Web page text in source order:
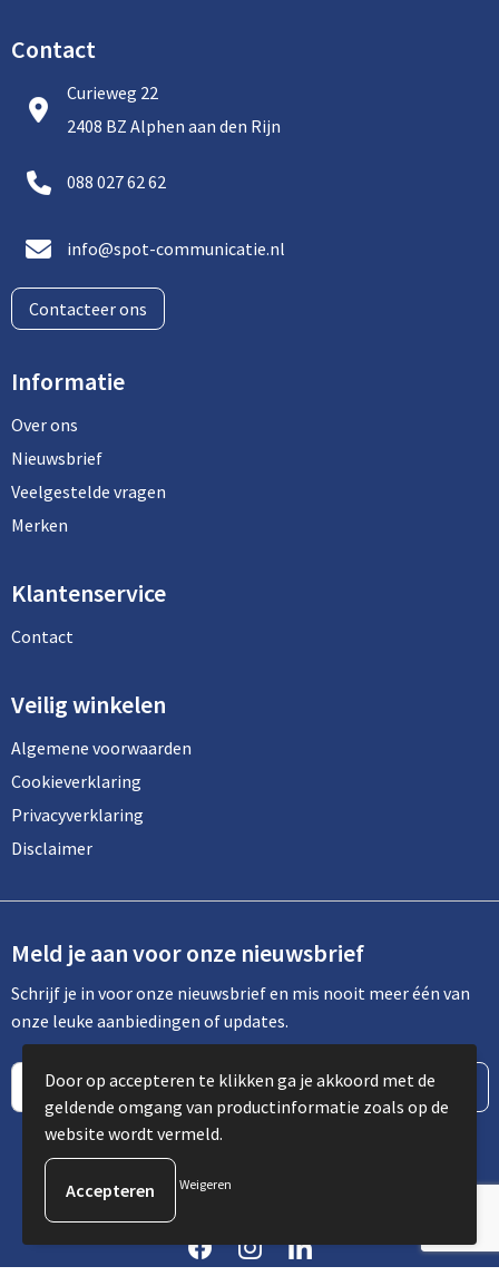
Contact
Curieweg 22
2408 BZ Alphen aan den Rijn
088 027 62 62
info@spot-communicatie.nl
Contacteer ons
Informatie
Over ons
Nieuwsbrief
Veelgestelde vragen
Merken
Klantenservice
Contact
Veilig winkelen
Algemene voorwaarden
Cookieverklaring
Privacyverklaring
Disclaimer
Meld je aan voor onze nieuwsbrief
Schrijf je in voor onze nieuwsbrief en mis nooit meer één van
onze leuke aanbiedingen of updates.
© Copyright Spot Communicatie 2023
Door op accepteren te klikken ga je akkoord met de
geldende omgang van productinformatie zoals op de
website wordt vermeld.
Weigeren